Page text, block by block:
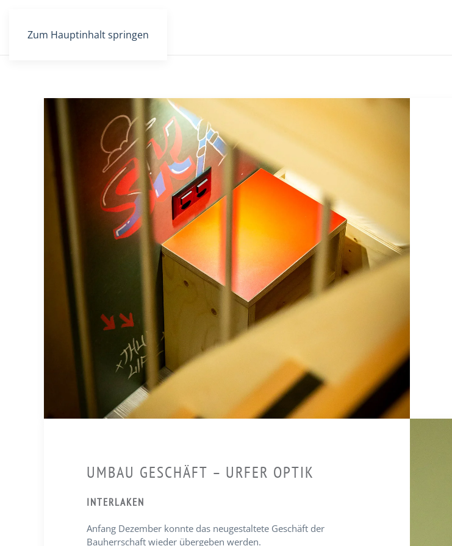
Zum Hauptinhalt springen
UMBAU GESCHÄFT – URFER OPTIK
INTERLAKEN
Anfang Dezember konnte das neugestaltete Geschäft der
Bauherrschaft wieder übergeben werden.